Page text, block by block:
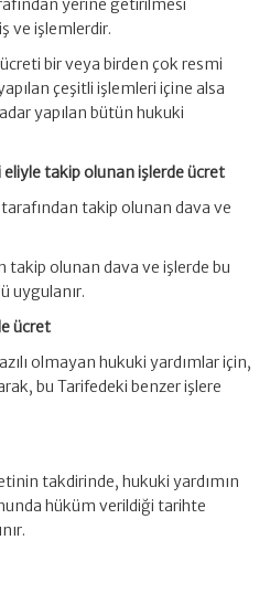
yerine getirilmesi
ve işlemlerdir.
bir veya birden çok resmi
çeşitli işlemleri içine alsa
yapılan bütün hukuki
takip olunan işlerde ücret
takip olunan dava ve
takip olunan dava ve işlerde bu
uygulanır.
ücret
olmayan hukuki yardımlar için,
bu Tarifedeki benzer işlere
takdirinde, hukuki yardımın
hüküm verildiği tarihte